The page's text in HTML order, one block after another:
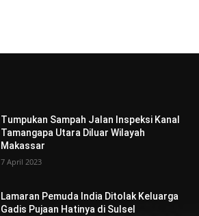
Tumpukan Sampah Jalan Inspeksi Kanal
Tamangapa Utara Diluar Wilayah
Makassar
7 April 2023
Lamaran Pemuda India Ditolak Keluarga
Gadis Pujaan Hatinya di Sulsel